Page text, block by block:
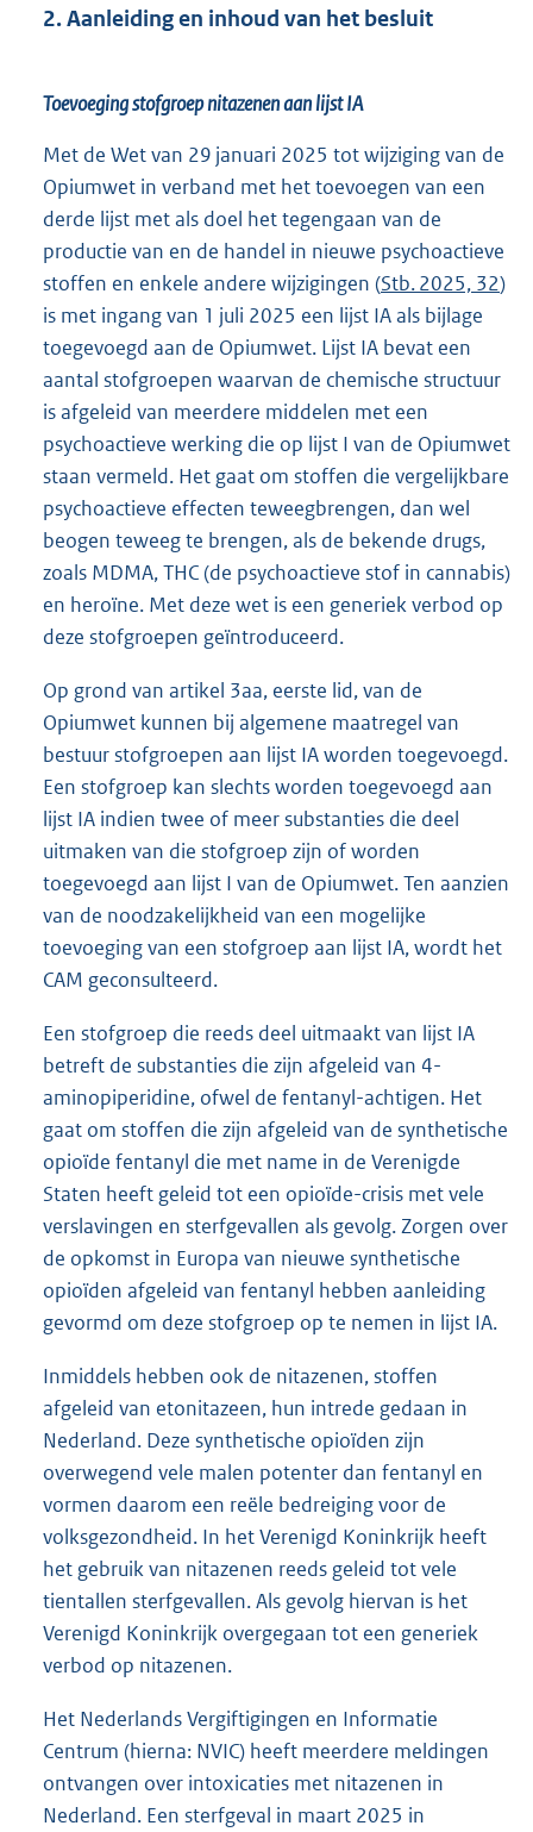
2. Aanleiding en inhoud van het besluit
Toevoeging stofgroep nitazenen aan lijst IA
Met de Wet van 29 januari 2025 tot wijziging van de
Opiumwet in verband met het toevoegen van een
derde lijst met als doel het tegengaan van de
productie van en de handel in nieuwe psychoactieve
stoffen en enkele andere wijzigingen (Stb. 2025, 32)
is met ingang van 1 juli 2025 een lijst IA als bijlage
toegevoegd aan de Opiumwet. Lijst IA bevat een
aantal stofgroepen waarvan de chemische structuur
is afgeleid van meerdere middelen met een
psychoactieve werking die op lijst I van de Opiumwet
staan vermeld. Het gaat om stoffen die vergelijkbare
psychoactieve effecten teweegbrengen, dan wel
beogen teweeg te brengen, als de bekende drugs,
zoals MDMA, THC (de psychoactieve stof in cannabis)
en heroïne. Met deze wet is een generiek verbod op
deze stofgroepen geïntroduceerd.
Op grond van artikel 3aa, eerste lid, van de
Opiumwet kunnen bij algemene maatregel van
bestuur stofgroepen aan lijst IA worden toegevoegd.
Een stofgroep kan slechts worden toegevoegd aan
lijst IA indien twee of meer substanties die deel
uitmaken van die stofgroep zijn of worden
toegevoegd aan lijst I van de Opiumwet. Ten aanzien
van de noodzakelijkheid van een mogelijke
toevoeging van een stofgroep aan lijst IA, wordt het
CAM geconsulteerd.
Een stofgroep die reeds deel uitmaakt van lijst IA
betreft de substanties die zijn afgeleid van 4-
aminopiperidine, ofwel de fentanyl-achtigen. Het
gaat om stoffen die zijn afgeleid van de synthetische
opioïde fentanyl die met name in de Verenigde
Staten heeft geleid tot een opioïde-crisis met vele
verslavingen en sterfgevallen als gevolg. Zorgen over
de opkomst in Europa van nieuwe synthetische
opioïden afgeleid van fentanyl hebben aanleiding
gevormd om deze stofgroep op te nemen in lijst IA.
Inmiddels hebben ook de nitazenen, stoffen
afgeleid van etonitazeen, hun intrede gedaan in
Nederland. Deze synthetische opioïden zijn
overwegend vele malen potenter dan fentanyl en
vormen daarom een reële bedreiging voor de
volksgezondheid. In het Verenigd Koninkrijk heeft
het gebruik van nitazenen reeds geleid tot vele
tientallen sterfgevallen. Als gevolg hiervan is het
Verenigd Koninkrijk overgegaan tot een generiek
verbod op nitazenen.
Het Nederlands Vergiftigingen en Informatie
Centrum (hierna: NVIC) heeft meerdere meldingen
ontvangen over intoxicaties met nitazenen in
Nederland. Een sterfgeval in maart 2025 in